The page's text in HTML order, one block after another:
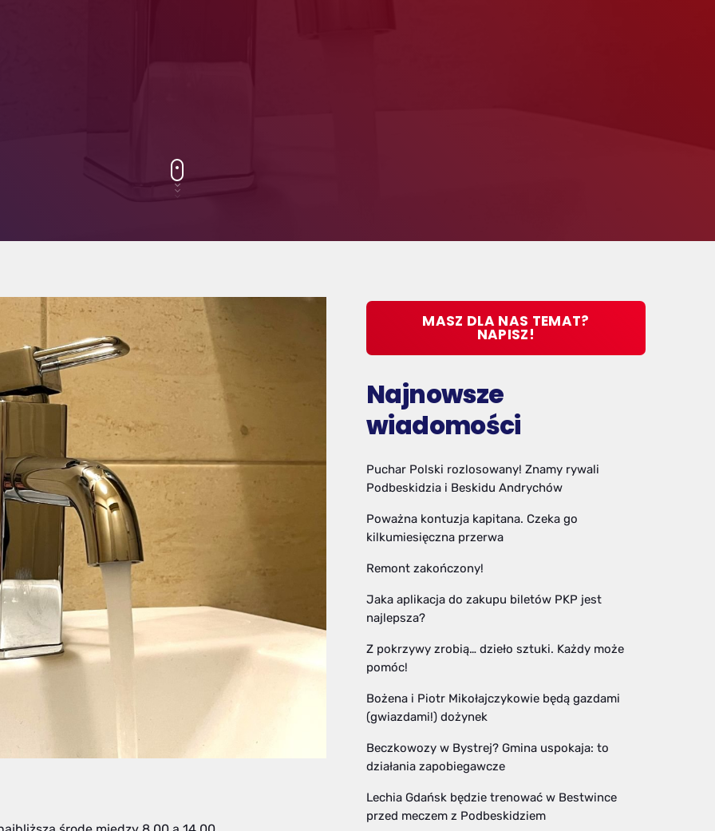
MASZ DLA NAS TEMAT?
NAPISZ!
Najnowsze
wiadomości
Puchar Polski rozlosowany! Znamy rywali
Podbeskidzia i Beskidu Andrychów
Poważna kontuzja kapitana. Czeka go
kilkumiesięczna przerwa
Remont zakończony!
Jaka aplikacja do zakupu biletów PKP jest
najlepsza?
Z pokrzywy zrobią… dzieło sztuki. Każdy może
pomóc!
Bożena i Piotr Mikołajczykowie będą gazdami
(gwiazdami!) dożynek
Beczkowozy w Bystrej? Gmina uspokaja: to
działania zapobiegawcze
Lechia Gdańsk będzie trenować w Bestwince
przed meczem z Podbeskidziem